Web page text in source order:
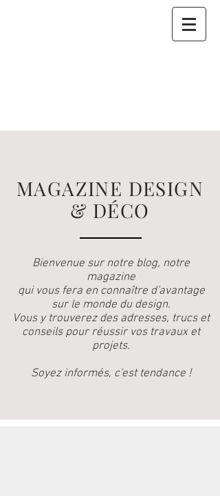
MAGAZINE DESIGN
& DÉCO
Bienvenue sur notre blog, notre
magazine
qui vous fera en connaître d'avantage
sur le monde du design.
Vous y trouverez des adresses, trucs et
conseils pour réussir vos travaux et
projets.
Soyez informés, c'est tendance !